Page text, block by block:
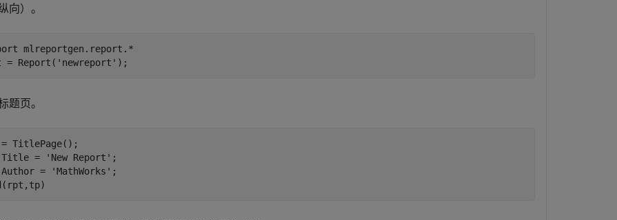
向）。
mlreportgen.report.*
= Report( 'newreport' );
题页。
TitlePage();
=
'New Report' ;
=
'MathWorks' ;